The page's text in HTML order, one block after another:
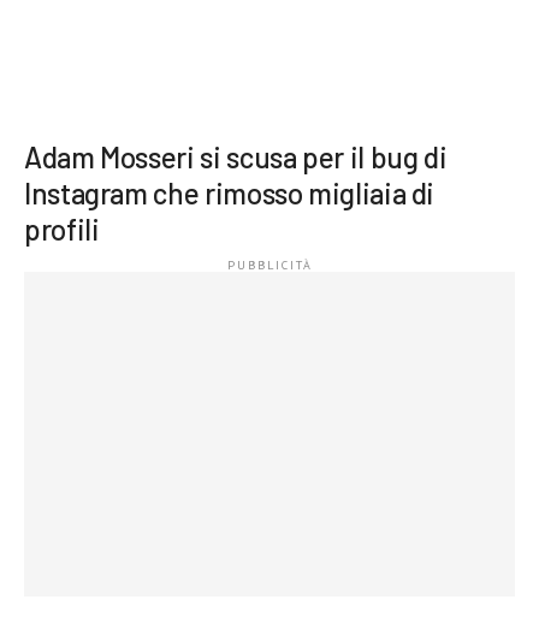
Adam Mosseri si scusa per il bug di
Instagram che rimosso migliaia di
profili